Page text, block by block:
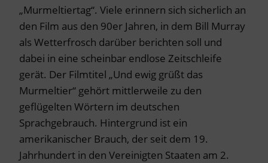
„Murmeltiertag“. Viele erinnern sich sicherlich an
den Film aus den 90er Jahren, in dem Bill Murray
als Wetterfrosch darüber berichten soll und
dabei in eine scheinbar endlose Zeitschleife
gerät. Der Filmtitel „Und ewig grüßt das
Murmeltier“ gehört mittlerweile zu den
geflügelten Wörtern im deutschen
Sprachgebrauch. Hintergrund ist ein
amerikanischer Brauch, der seit dem 19.
Jahrhundert in den Vereinigten Staaten am 2.